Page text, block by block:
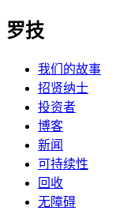
罗技
我们的故事
招贤纳士
投资者
博客
新闻
可持续性
回收
无障碍